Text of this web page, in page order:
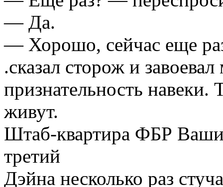
— Да.
— Хорошо, сейчас еще
.сказал сторож и
признательность навеки.
живут.
Штаб-квартира ФБР
третий
Дэйна несколько раз